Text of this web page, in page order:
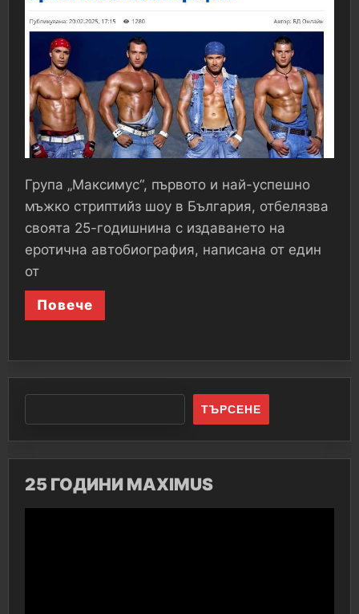
Група „Максимус“, първото и най-успешно
мъжко стриптийз шоу в България, отбелязва
своята 25-годишнина с издаването на
еротична автобиография, написана от един
от
Повече
ТЪРСЕНЕ
25 ГОДИНИ MAXIMUS